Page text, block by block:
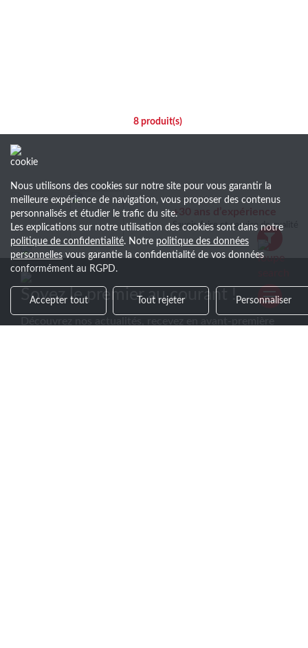
8produit(s)
+30 ans d’expérience
Savoir-faire et service de qualité
Soyez le premier au courant !
Nous utilisons des cookies sur notre site pour vous garantir la
meilleure expérience de navigation, vous proposer des contenus
personnalisés et étudier le trafic du site.
Les explications sur notre utilisation des cookies sont dans notre
politique de confidentialité. Notre politique des données
personnelles vous garantie la confidentialité de vos données
conformément au RGPD.
Accepter tout Tout rejeter Personnaliser